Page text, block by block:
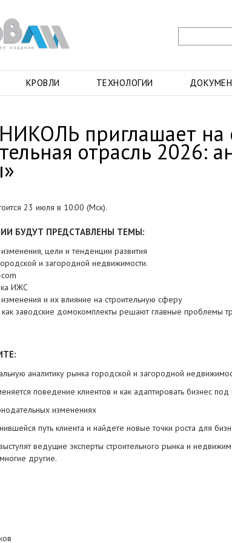
КРОВЛИ ТЕХНОЛОГИИ
приглашает на
отрасль 2026:
23 июля в 10:00 (Мск).
БУДУТ ПРЕДСТАВЛЕНЫ ТЕМЫ:
цели и тенденции развития
и загородной недвижимости.
ИЖС
и их влияние на строительную сферу
заводские домокомплекты решают главные проблемы
аналитику рынка городской и загородной
поведение клиентов и как адаптировать бизнес
изменениях
путь клиента и найдете новые точки роста для
ведущие эксперты строительного рынка и
другие.